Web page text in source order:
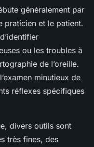
généralement par
praticien et le patient.
ou les troubles à
de l’oreille.
minutieux de
réflexes spécifiques
divers outils sont
très fines, des